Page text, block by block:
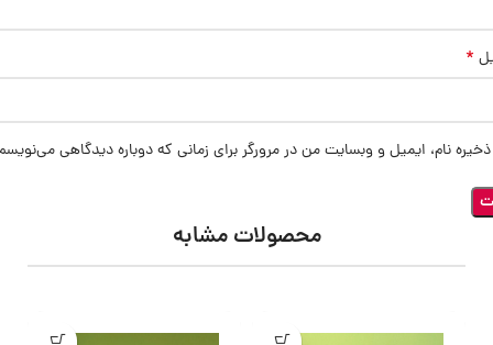
*
ذخیره نام، ایمیل و وبسایت من در مرورگر برای زمانی که دوباره دیدگاهی
محصولات مشابه